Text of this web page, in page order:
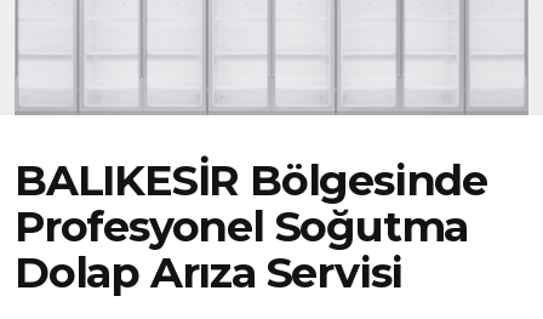
BALIKESİR Bölgesinde
Profesyonel Soğutma
Dolap Arıza Servisi